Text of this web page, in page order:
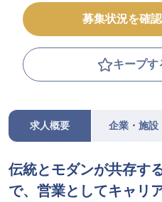
募集状況を確
キープす
求人概要 企業・施設
伝統とモダンが共存す
で、営業としてキャリ